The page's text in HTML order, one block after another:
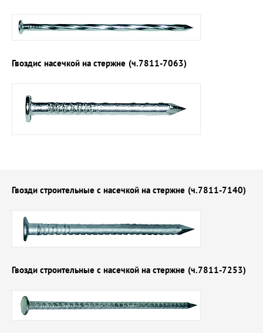
Гвоздис насечкой на стержне (ч.7811-7063)
Гвозди строительные с насечкой на стержне (ч.7811-7140)
Гвозди строительные с насечкой на стержне (ч.7811-7253)